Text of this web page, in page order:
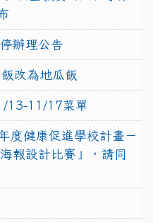
辦理公告
改為地瓜飯
13-11/17菜單
度健康促進學校計畫－
報設計比賽」，請同